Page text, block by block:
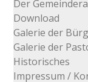
Der
Download
Galerie der
Galerie der
Historisches
Impressum /